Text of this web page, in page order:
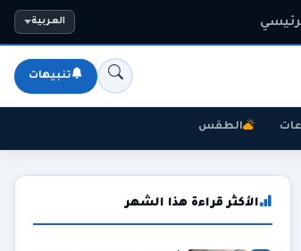
العربية
تنبيهات
الطقس
الأكثر قراءة هذا الشهر